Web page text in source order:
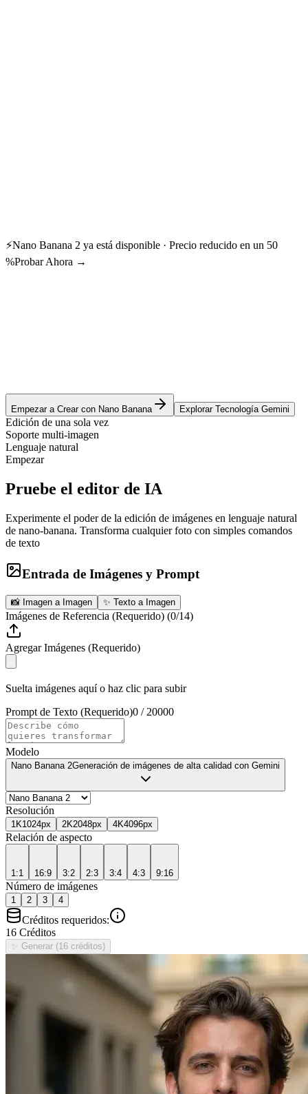
⚡Nano Banana 2 ya está disponible · Precio reducido en un 50
%Probar Ahora →
Empezar a Crear con Nano Banana Explorar Tecnología Gemini
Edición de una sola vez
Soporte multi-imagen
Lenguaje natural
Empezar
Pruebe el editor de IA
Experimente el poder de la edición de imágenes en lenguaje natural
de nano-banana. Transforma cualquier foto con simples comandos
de texto
Entrada de Imágenes y Prompt
📸 Imagen a Imagen ✨ Texto a Imagen
Imágenes de Referencia (Requerido) (0/14)
Agregar Imágenes (Requerido)
Suelta imágenes aquí o haz clic para subir
Prompt de Texto (Requerido)0 / 20000
Modelo
Nano Banana 2Generación de imágenes de alta calidad con Gemini
Resolución
1K1024px 2K2048px 4K4096px
Relación de aspecto
1:1 16:9 3:2 2:3 3:4 4:3 9:16
Número de imágenes
1 2 3 4
Créditos requeridos:
16 Créditos
✨ Generar (16 créditos)